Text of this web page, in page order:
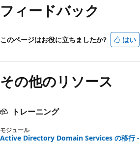
フィードバック
このページはお役に立ちましたか? はい
その他のリソース
トレーニング
モジュール
Active Directory Domain Services の移行